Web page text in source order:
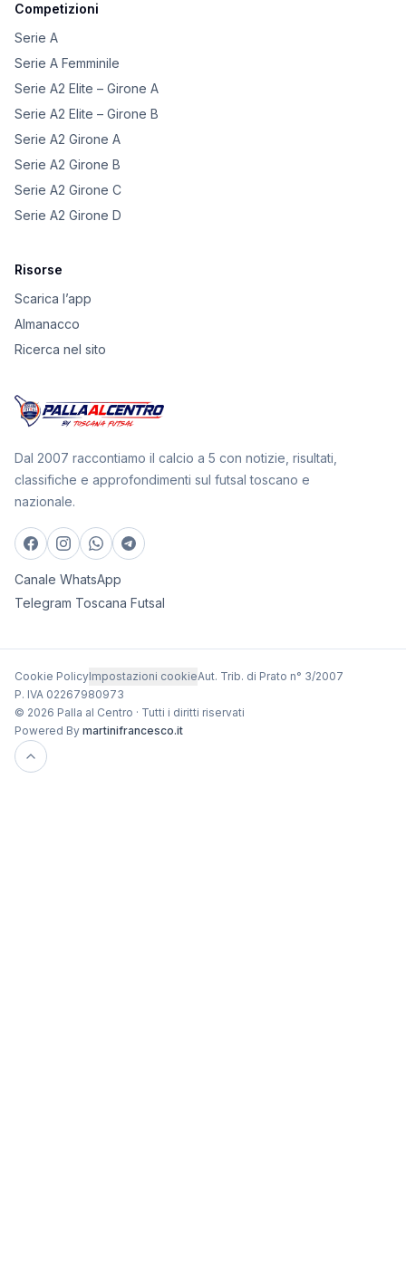
Competizioni
Serie A
Serie A Femminile
Serie A2 Elite – Girone A
Serie A2 Elite – Girone B
Serie A2 Girone A
Serie A2 Girone B
Serie A2 Girone C
Serie A2 Girone D
Risorse
Scarica l’app
Almanacco
Ricerca nel sito
Dal 2007 raccontiamo il calcio a 5 con notizie, risultati,
classifiche e approfondimenti sul futsal toscano e
nazionale.
Canale WhatsApp
Telegram Toscana Futsal
Cookie PolicyImpostazioni cookieAut. Trib. di Prato n° 3/2007
P. IVA 02267980973
© 2026 Palla al Centro · Tutti i diritti riservati
Powered By martinifrancesco.it